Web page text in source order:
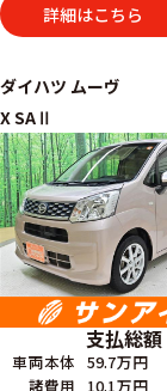
詳細はこちら
ダイハツ ムーヴ
X SAⅡ
支払総額
車両本体 59.7万円
諸費用
10.1万円